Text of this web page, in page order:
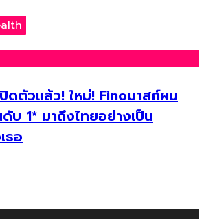
ปิดตัวแล้ว! ใหม่! Finoมาสก์ผม
1* มาถึงไทยอย่างเป็น
ธอ